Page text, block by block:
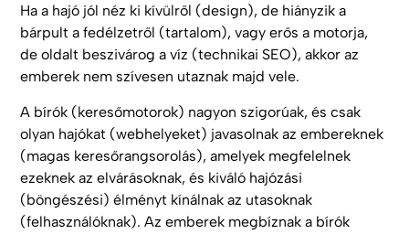
Ha a hajó jól néz ki kívülről (design), de hiányzik a
bárpult a fedélzetről (tartalom), vagy erős a motorja,
de oldalt beszivárog a víz (technikai SEO), akkor az
emberek nem szívesen utaznak majd vele.
A bírók (keresőmotorok) nagyon szigorúak, és csak
olyan hajókat (webhelyeket) javasolnak az embereknek
(magas keresőrangsorolás), amelyek megfelelnek
ezeknek az elvárásoknak, és kiváló hajózási
(böngészési) élményt kínálnak az utasoknak
(felhasználóknak). Az emberek megbíznak a bírók